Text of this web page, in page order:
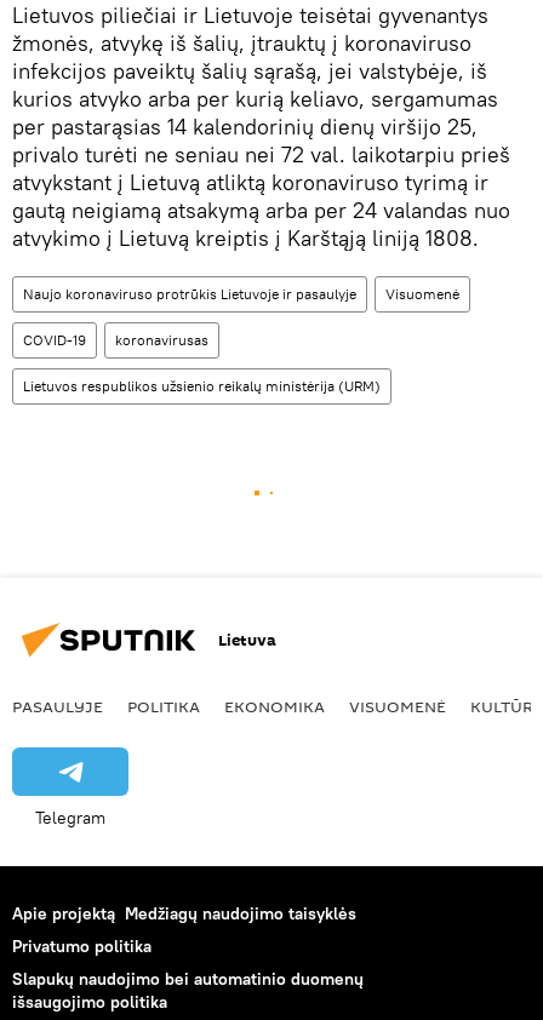
Lietuvos piliečiai ir Lietuvoje teisėtai gyvenantys
žmonės, atvykę iš šalių, įtrauktų į koronaviruso
infekcijos paveiktų šalių sąrašą, jei valstybėje, iš
kurios atvyko arba per kurią keliavo, sergamumas
per pastarąsias 14 kalendorinių dienų viršijo 25,
privalo turėti ne seniau nei 72 val. laikotarpiu prieš
atvykstant į Lietuvą atliktą koronaviruso tyrimą ir
gautą neigiamą atsakymą arba per 24 valandas nuo
atvykimo į Lietuvą kreiptis į Karštąją liniją 1808.
Naujo koronaviruso protrūkis Lietuvoje ir pasaulyje Visuomenė
COVID-19 koronavirusas
Lietuvos respublikos užsienio reikalų ministėrija (URM)
Lietuva
PASAULYJE POLITIKA EKONOMIKA VISUOMENĖ KULTŪRA
Telegram
Apie projektą Medžiagų naudojimo taisyklės
Privatumo politika
Slapukų naudojimo bei automatinio duomenų
išsaugojimo politika